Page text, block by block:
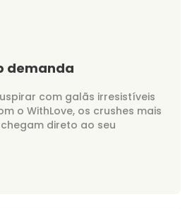
demanda
com galãs irresistíveis
o WithLove, os crushes mais
direto ao seu